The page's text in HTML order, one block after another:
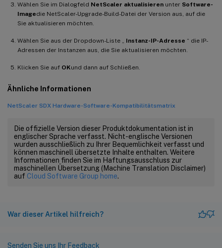
Wählen Sie im Dialogfeld NetScaler aktualisieren unter Software-
Imagedie NetScaler-Upgrade-Build-Datei der Version aus, auf die
Sie aktualisieren möchten.
Wählen Sie aus der Dropdown-Liste „ Instanz-IP-Adresse “ die IP-
Adressen der Instanzen aus, die Sie aktualisieren möchten.
Klicken Sie auf OKund dann auf Schließen.
Ähnliche Informationen
NetScaler SDX Hardware-Software-Kompatibilitätsmatrix
Die offizielle Version dieser Produktdokumentation ist in
englischer Sprache verfasst. Nicht-englische Versionen
wurden ausschließlich zu Ihrer Bequemlichkeit verfasst und
können maschinell übersetzte Inhalte enthalten. Weitere
Informationen finden Sie im Haftungsausschluss zur
maschinellen Übersetzung (Machine Translation Disclaimer)
auf Cloud Software Group home.
War dieser Artikel hilfreich?
Senden Sie uns Ihr Feedback